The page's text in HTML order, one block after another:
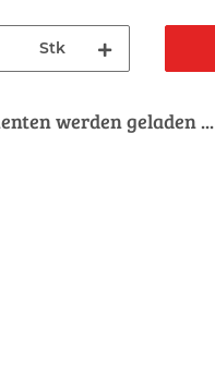
Stk
werden geladen ...